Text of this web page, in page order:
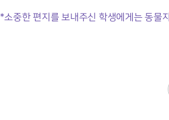
*소중한 편지를 보내주신 학생에게는 동물